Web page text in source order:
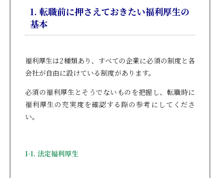
1. 転職前に押さえておきたい福利厚生の
基本
福利厚生は2種類あり、すべての企業に必須の制度と各
会社が自由に設けている制度があります。
必須の福利厚生とそうでないものを把握し、転職時に
福利厚生の充実度を確認する際の参考にしてくださ
い。
1-1. 法定福利厚生